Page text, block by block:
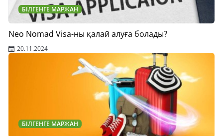
БІЛГЕНГЕ МАРЖАН
Neo Nomad Visa-ны қалай алуға болады?
20.11.2024
БІЛГЕНГЕ МАРЖАН